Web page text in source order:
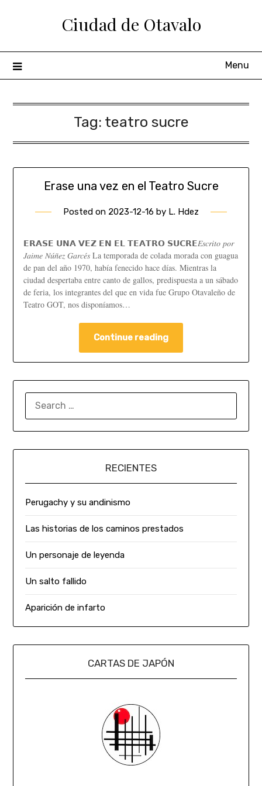
Ciudad de Otavalo
Menu
Tag: teatro sucre
Erase una vez en el Teatro Sucre
Posted on 2023-12-16 by L. Hdez
𝗘𝗥𝗔𝗦𝗘 𝗨𝗡𝗔 𝗩𝗘𝗭 𝗘𝗡 𝗘𝗟 𝗧𝗘𝗔𝗧𝗥𝗢 𝗦𝗨𝗖𝗥𝗘𝐸𝑠𝑐𝑟𝑖𝑡𝑜 𝑝𝑜𝑟
𝐽𝑎𝑖𝑚𝑒 𝑁𝑢́𝑛̃𝑒𝑧 𝐺𝑎𝑟𝑐𝑒́𝑠 La temporada de colada morada con guagua
de pan del año 1970, había fenecido hace días. Mientras la
ciudad despertaba entre canto de gallos, predispuesta a un sábado
de feria, los integrantes del que en vida fue Grupo Otavaleño de
Teatro GOT, nos disponíamos…
Continue reading
RECIENTES
Perugachy y su andinismo
Las historias de los caminos prestados
Un personaje de leyenda
Un salto fallido
Aparición de infarto
CARTAS DE JAPÓN